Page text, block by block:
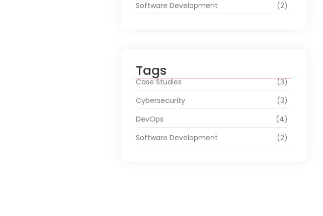
Software Development
(2)
Tags
Case Studies
(3)
Cybersecurity
(3)
DevOps
(4)
Software Development
(2)